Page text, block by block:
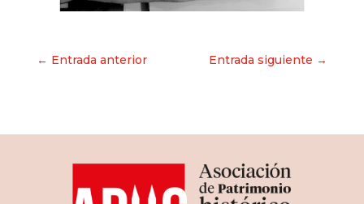
Navegación
← Entrada anterior Entrada siguiente →